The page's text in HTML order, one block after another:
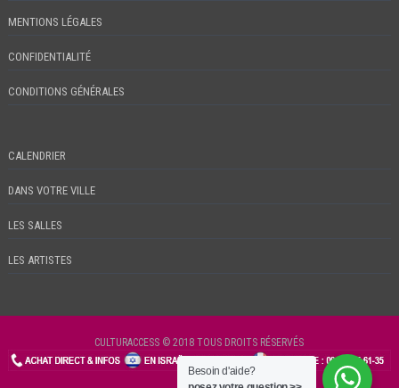
MENTIONS LÉGALES
CONFIDENTIALITÉ
CONDITIONS GÉNÉRALES
CALENDRIER
DANS VOTRE VILLE
LES SALLES
LES ARTISTES
CULTURACCESS © 2018 TOUS DROITS RÉSERVÉS
CHECKIN
Besoin d'aide?